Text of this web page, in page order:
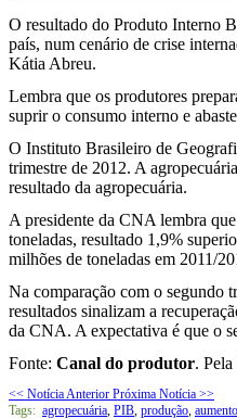
O resultado do Produto Interno
país, num cenário de crise
Kátia Abreu.
Lembra que os produtores
suprir o consumo interno e
O Instituto Brasileiro de
trimestre de 2012. A
resultado da agropecuária.
A presidente da CNA lembra
toneladas, resultado 1,9%
milhões de toneladas em 2011/
Na comparação com o segundo
resultados sinalizam a
da CNA. A expectativa é que o
Fonte: Canal do produtor.
<< Notícia Anterior Próxima Notícia >>
Tags: agropecuária, PIB, produção, aumento